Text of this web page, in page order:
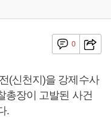
0
(신천지)을 강제수사
총장이 고발된 사건
.